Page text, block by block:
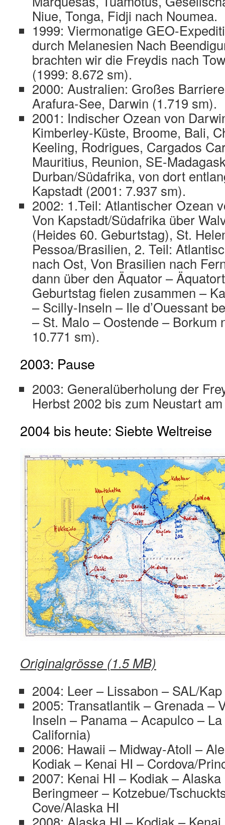
Niue, Tonga, Fidji nach Noumea.
1999: Viermonatige GEO-
durch Melanesien Nach
brachten wir die Freydis nach
(1999: 8.672 sm).
2000: Australien: Großes
Arafura-See, Darwin (1.719 sm).
2001: Indischer Ozean von
Kimberley-Küste, Broome, Bali,
Keeling, Rodrigues, Cargados
Mauritius, Reunion, SE-
Durban/Südafrika, von dort
Kapstadt (2001: 7.937 sm).
2002: 1.Teil: Atlantischer Ozean
Von Kapstadt/Südafrika über
(Heides 60. Geburtstag), St.
Pessoa/Brasilien, 2. Teil:
nach Ost, Von Brasilien nach
dann über den Äquator –
Geburtstag fielen zusammen –
– Scilly-Inseln – Ile d’Ouessant
– St. Malo – Oostende – Borkum
10.771 sm).
2003: Pause
2003: Generalüberholung der
Herbst 2002 bis zum Neustart
2004 bis heute: Siebte Weltreise
Originalgrösse (1.5 MB)
2004: Leer – Lissabon – SAL/
2005: Transatlantik – Grenada –
Inseln – Panama – Acapulco –
California)
2006: Hawaii – Midway-Atoll –
Kodiak – Kenai HI – Cordova/
2007: Kenai HI – Kodiak –
Beringmeer – Kotzebue/
Cove/Alaska HI
2008: Alaska HI – Kodiak –